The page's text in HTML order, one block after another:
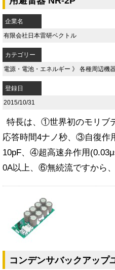
企業名
有限会社日本雷研ベクトル
カテゴリー
電源・電池・エネルギー 》 各種周辺機
登録日
2015/10/31
特長は、①世界初のモリブ
応答時間4ナノ秒、③自復作
10pF、④超高速弁作用
0A以上、⑥無続流ですから
コンデンサバックアップ